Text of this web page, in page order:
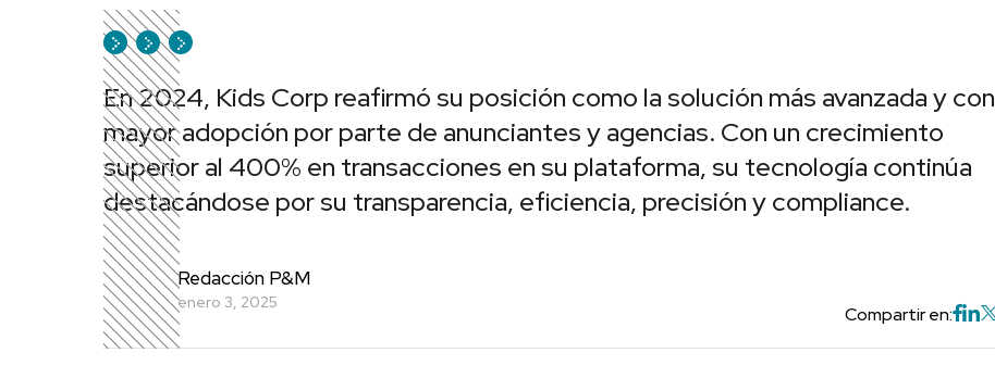
En 2024, Kids Corp reafirmó su posición como la solución más avanzada y con
mayor adopción por parte de anunciantes y agencias. Con un crecimiento
superior al 400% en transacciones en su plataforma, su tecnología continúa
destacándose por su transparencia, eficiencia, precisión y compliance.
Redacción P&M
enero 3, 2025
Compartir en: